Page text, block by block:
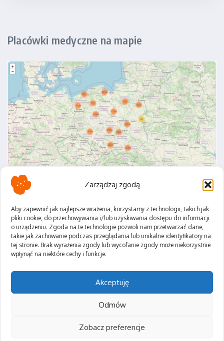
Zarządzaj zgodą
Aby zapewnić jak najlepsze wrażenia, korzystamy z technologii, takich jak
pliki cookie, do przechowywania i/lub uzyskiwania dostępu do informacji
o urządzeniu. Zgoda na te technologie pozwoli nam przetwarzać dane,
takie jak zachowanie podczas przeglądania lub unikalne identyfikatory na
tej stronie. Brak wyrażenia zgody lub wycofanie zgody może niekorzystnie
wpłynąć na niektóre cechy i funkcje.
Akceptuję
Odmów
Zobacz preferencje
Placówki medyczne na mapie
Polityka Prywatności
Regulamin